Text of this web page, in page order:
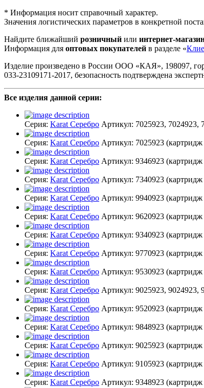
* Информация носит справочный характер.
Значения логистических параметров в конкретной
Найдите ближайший розничный или интернет-
Информация для оптовых покупателей в разделе «
Изделие произведено в России ООО «КАЯ», 198097,
033-23109171-2017, безопасность подтверждена
Все изделия данной серии:
Серия: Karat Серебро Артикул: 7025923, 7024923,
Серия: Karat Серебро Артикул: 7025923 (картридж
Серия: Karat Серебро Артикул: 9346923 (картридж
Серия: Karat Серебро Артикул: 7340923 (картридж
Серия: Karat Серебро Артикул: 9940923 (картридж
Серия: Karat Серебро Артикул: 9620923 (картридж
Серия: Karat Серебро Артикул: 9340923 (картридж
Серия: Karat Серебро Артикул: 9770923 (картридж
Серия: Karat Серебро Артикул: 9530923 (картридж
Серия: Karat Серебро Артикул: 9025923, 9024923,
Серия: Karat Серебро Артикул: 9520923 (картридж
Серия: Karat Серебро Артикул: 9848923 (картридж
Серия: Karat Серебро Артикул: 9025923 (картридж
Серия: Karat Серебро Артикул: 9105923 (картридж
Серия: Karat Серебро Артикул: 9348923 (картридж